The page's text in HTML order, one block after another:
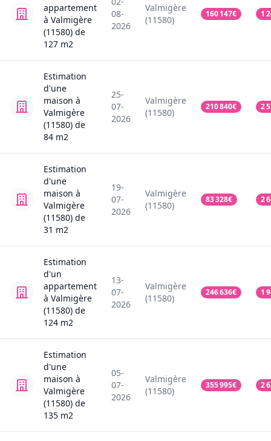
appartement
à Valmigère
(11580) de
127 m2
08-
2026
Valmigère
(11580)
160 147€ 1
Estimation
d'une
maison à
Valmigère
(11580) de
84 m2
25-
07-
2026
Valmigère
(11580)
210 840€ 2
Estimation
d'une
maison à
Valmigère
(11580) de
31 m2
19-
07-
2026
Valmigère
(11580)
83 328€ 2
Estimation
d'un
appartement
à Valmigère
(11580) de
124 m2
13-
07-
2026
Valmigère
(11580)
246 636€ 1
Estimation
d'une
maison à
Valmigère
(11580) de
135 m2
05-
07-
2026
Valmigère
(11580)
355 995€ 2